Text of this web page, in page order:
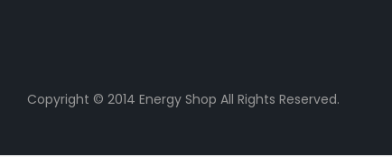
Copyright © 2014 Energy Shop All Rights Reserved.